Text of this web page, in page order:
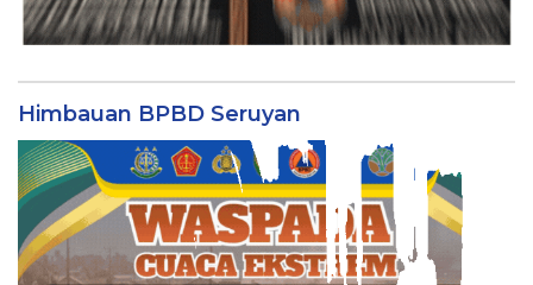
Himbauan BPBD Seruyan